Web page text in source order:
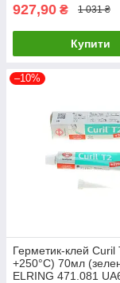
927,90 ₴ 1 031 ₴
Купити
–10%
Герметик-клей Curil
+250°C) 70мл
ELRING 471.081